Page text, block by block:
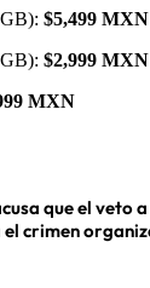
$5,499 MXN
$2,999 MXN
MXN
que el veto
crimen